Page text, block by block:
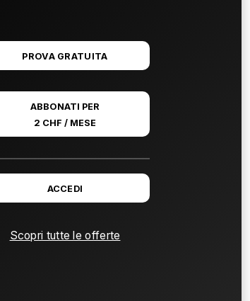
PROVA GRATUITA
ABBONATI PER
2 CHF / MESE
ACCEDI
Scopri tutte le offerte